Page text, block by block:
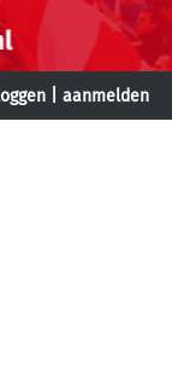
aanmelden